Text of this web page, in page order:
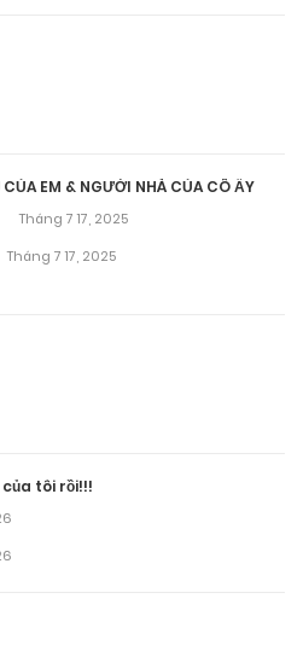
CỦA EM & NGƯỜI NHÀ CỦA CÔ ẤY
Tháng 7 17, 2025
Tháng 7 17, 2025
tôi rồi!!!